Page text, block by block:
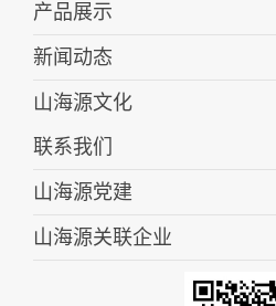
产品展示
新闻动态
山海源文化
联系我们
山海源党建
山海源关联企业